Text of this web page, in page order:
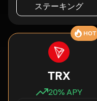
ステーキング
HOT
TRX
20% APY